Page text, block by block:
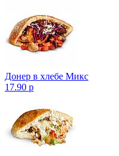
Донер в хлебе Микс
17.90 р